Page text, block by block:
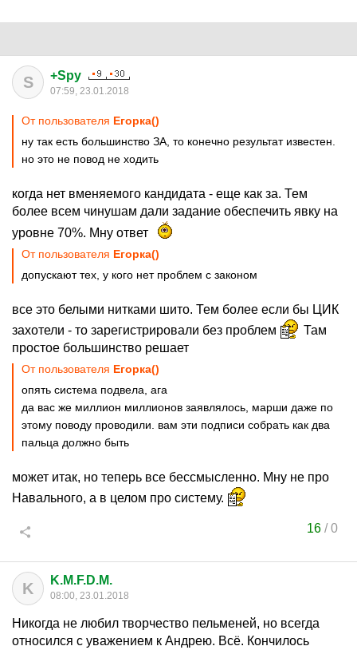
S +Spy
07:59, 23.01.2018
От пользователя Егорка()
ну так есть большинство ЗА, то конечно результат известен.
но это не повод не ходить
когда нет вменяемого кандидата - еще как за. Тем
более всем чинушам дали задание обеспечить явку на
уровне 70%. Мну ответ
От пользователя Егорка()
допускают тех, у кого нет проблем с законом
все это белыми нитками шито. Тем более если бы ЦИК
захотели - то зарегистрировали без проблем
Там
простое большинство решает
От пользователя Егорка()
опять система подвела, ага
да вас же миллион миллионов заявлялось, марши даже по
этому поводу проводили. вам эти подписи собрать как два
пальца должно быть
может итак, но теперь все бессмысленно. Мну не про
Навального, а в целом про систему.
16 /0
K K.M.F.D.M.
08:00, 23.01.2018
Никогда не любил творчество пельменей, но всегда
относился с уважением к Андрею. Всё. Кончилось